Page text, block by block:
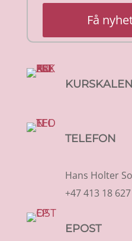
Få
TELEFON
Hans Holter
+47 413 18 627
EPOST